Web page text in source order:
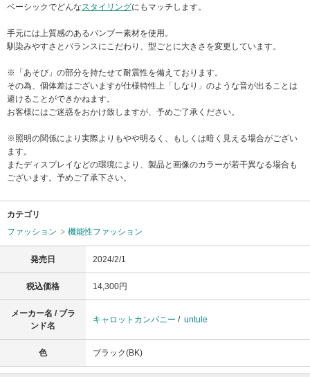
ベーシックでどんなスタイリングにもマッチします。
手元には上質感のあるバンブー素材を使用。
馴染みやすさとバランスにこだわり、型ごとに大きさを変更しています。
※「あそび」の部分を持たせて耐震性を備えております。
その為、個体差はございますが仕様特性上「しなり」のような音が出ることは
避けることができかねます。
お客様にはご迷惑をおかけ致しますが、予めご了承ください。
※照明の関係により実際よりもやや明るく、もしくは暗く見える場合がござい
ます。
またディスプレイなどの環境により、製品と画像のカラーが若干異なる場合も
ございます。予めご了承下さい。
カテゴリ
ファッション
機能性ファッション
発売日 2024/2/1
税込価格 14,300円
メーカー名 / ブラ
ンド名
キャロットカンパニー / untule
色 ブラック(BK)